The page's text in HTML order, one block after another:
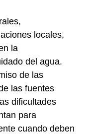
locales,
la
del agua.
de las
las fuentes
dificultades
para
cuando deben